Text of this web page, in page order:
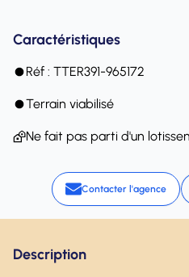
Caractéristiques
Réf : TTER391-965172
Terrain viabilisé
Ne fait pas parti d'un
Contacter l'agence
Description